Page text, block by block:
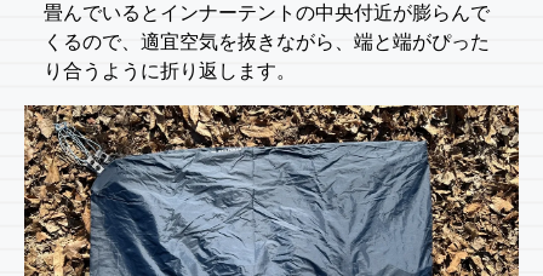
畳んでいるとインナーテントの中央付近が膨らんで
くるので、適宜空気を抜きながら、端と端がぴった
り合うように折り返します。